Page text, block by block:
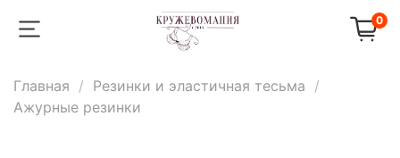
0
Главная
Резинки и эластичная тесьма
Ажурные резинки